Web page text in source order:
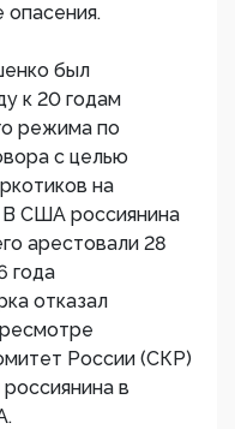
опасения.
был
к 20 годам
режима по
с целью
на
США россиянина
арестовали 28
года
отказал
России (СКР)
в